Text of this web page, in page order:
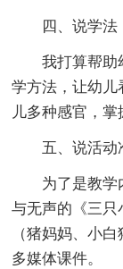
四、说学法
我打算帮助
学方法，让幼儿
儿多种感官，掌
五、说活动
为了是教学
与无声的《三只
（猪妈妈、小
多媒体课件。